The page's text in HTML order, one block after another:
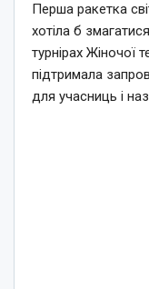
Перша ракетка
хотіла б
турнірах Жіночої
підтримала
для учасниць і